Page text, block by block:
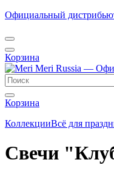
Официальный
Корзина
Корзина
КоллекцииВсё для
Свечи